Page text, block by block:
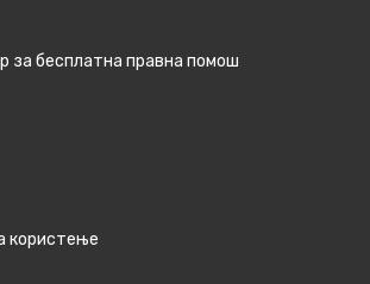
за бесплатна правна помош
користење